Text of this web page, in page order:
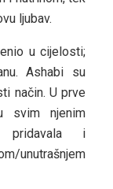
ljubav.
u cijelosti;
Ashabi su
način. U prve
svim njenim
pridavala i
unutrašnjem